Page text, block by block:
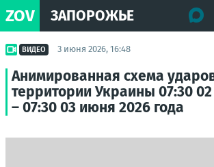
ZOV ЗАПОРОЖЬЕ
ВИДЕО 3 июня 2026, 16:48
Анимированная схема
территории Украины 07:30
– 07:30 03 июня 2026 года